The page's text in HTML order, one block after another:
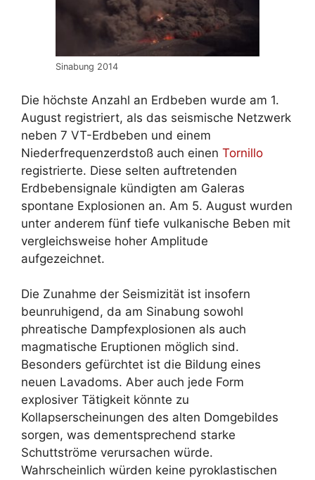
Sinabung 2014
Die höchste Anzahl an Erdbeben wurde am 1.
August registriert, als das seismische Netzwerk
neben 7 VT-Erdbeben und einem
Niederfrequenzerdstoß auch einen Tornillo
registrierte. Diese selten auftretenden
Erdbebensignale kündigten am Galeras
spontane Explosionen an. Am 5. August wurden
unter anderem fünf tiefe vulkanische Beben mit
vergleichsweise hoher Amplitude
aufgezeichnet.
Die Zunahme der Seismizität ist insofern
beunruhigend, da am Sinabung sowohl
phreatische Dampfexplosionen als auch
magmatische Eruptionen möglich sind.
Besonders gefürchtet ist die Bildung eines
neuen Lavadoms. Aber auch jede Form
explosiver Tätigkeit könnte zu
Kollapserscheinungen des alten Domgebildes
sorgen, was dementsprechend starke
Schuttströme verursachen würde.
Wahrscheinlich würden keine pyroklastischen